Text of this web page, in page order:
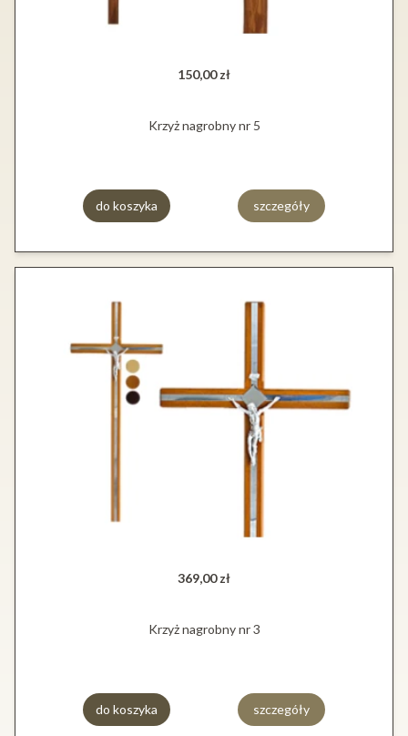
150,00 zł
Krzyż nagrobny nr 5
do koszyka szczegóły
369,00 zł
Krzyż nagrobny nr 3
do koszyka szczegóły